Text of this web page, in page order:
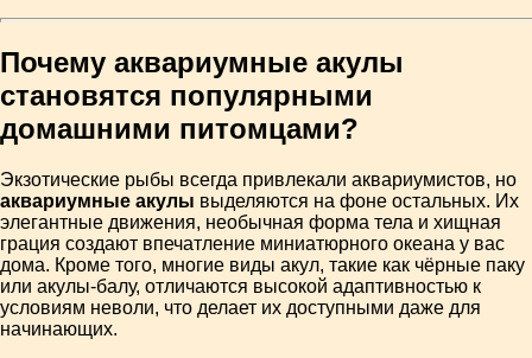
Почему аквариумные акулы
становятся популярными
домашними питомцами?
Экзотические рыбы всегда привлекали аквариумистов, но
аквариумные акулы выделяются на фоне остальных. Их
элегантные движения, необычная форма тела и хищная
грация создают впечатление миниатюрного океана у вас
дома. Кроме того, многие виды акул, такие как чёрные паку
или акулы-балу, отличаются высокой адаптивностью к
условиям неволи, что делает их доступными даже для
начинающих.